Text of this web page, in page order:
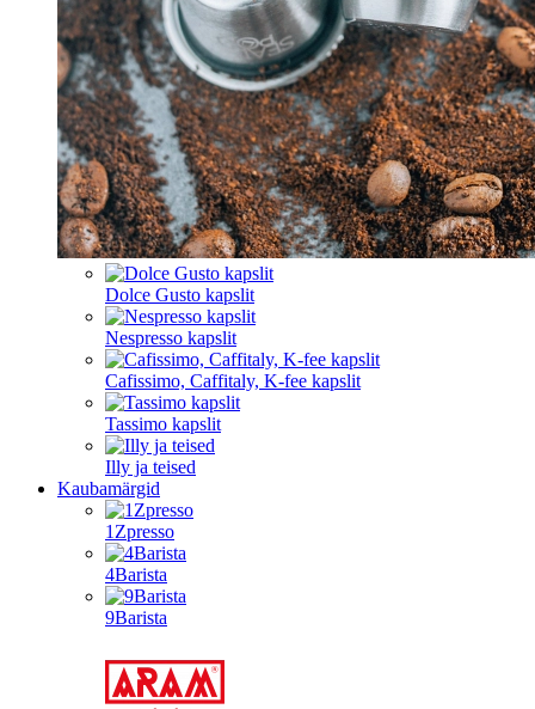
Dolce Gusto kapslit
Nespresso kapslit
Cafissimo, Caffitaly, K-fee kapslit
Tassimo kapslit
Illy ja teised
Kaubamärgid
1Zpresso
4Barista
9Barista